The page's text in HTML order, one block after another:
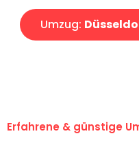
Umzug:
Erfahrene & günstige